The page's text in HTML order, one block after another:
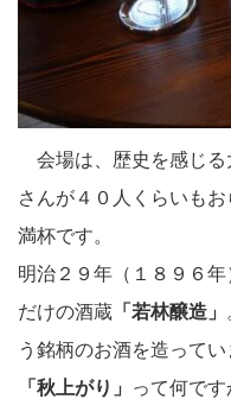
会場は、歴史を感じる
さんが４０人くらいも
満杯です。
明治２９年（１８９６
だけの酒蔵 「若林醸造」
う銘柄のお酒を造ってい
「秋上がり」
って何で